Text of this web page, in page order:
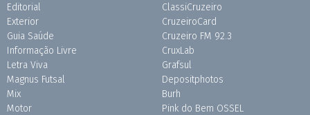
Editorial
Exterior
Guia Saúde
Informação Livre
Letra Viva
Magnus Futsal
Mix
Motor
ClassiCruzeiro
CruzeiroCard
Cruzeiro FM 92.3
CruxLab
Grafsul
Depositphotos
Burh
Pink do Bem OSSEL